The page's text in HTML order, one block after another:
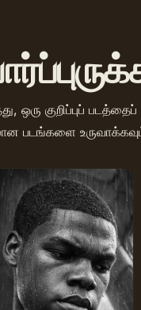
ஒரு குறிப்புப்
படங்களை